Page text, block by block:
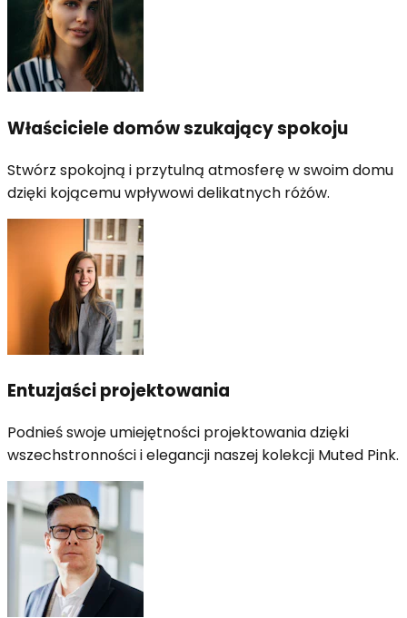
Właściciele domów szukający spokoju
Stwórz spokojną i przytulną atmosferę w swoim domu
dzięki kojącemu wpływowi delikatnych różów.
Entuzjaści projektowania
Podnieś swoje umiejętności projektowania dzięki
wszechstronności i elegancji naszej kolekcji Muted Pink.